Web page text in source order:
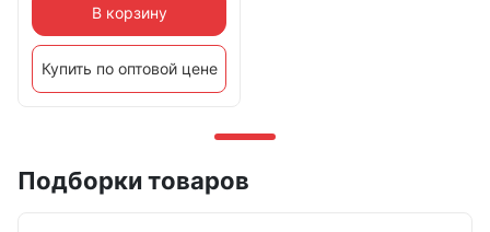
В корзину
Купить по оптовой цене
Подборки товаров